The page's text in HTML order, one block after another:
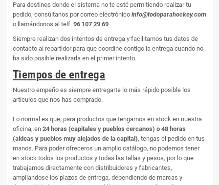
Para destinos donde el sistema no te esté permitiendo realizar tu
pedido, consúltanos por correo electrónico info@todoparahockey.com
o llamándonos al telf. 96 107 29 69
Siempre realizan dos intentos de entrega y facilitamos tus datos de
contacto al repartidor para que coordine contigo la entrega cuando no
ha sido posible realizarla en el primer intento.
Tiempos de entrega
Nuestro empeño es siempre entregarte lo más rápido posible los
artículos que nos has comprado.
Lo normal es que, para productos que tengamos en stock en nuestra
oficina, en 24 horas (capitales y pueblos cercanos) o 48 horas
(aldeas y pueblos muy alejados de la capital), tengas el pedido en tus
manos. Para poder ofreceros un amplio catálogo, no podemos tener
en stock todos los productos y todas las tallas y pesos, por lo que
trabajamos directamente con distribuidores y fabricantes,
ampliandose los plazos de entrega, dependiendo de marcas y